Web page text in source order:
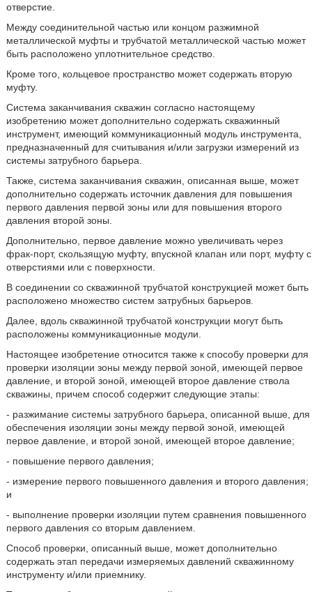
отверстие.
Между соединительной частью или концом разжимной
металлической муфты и трубчатой металлической частью может
быть расположено уплотнительное средство.
Кроме того, кольцевое пространство может содержать вторую
муфту.
Система заканчивания скважин согласно настоящему
изобретению может дополнительно содержать скважинный
инструмент, имеющий коммуникационный модуль инструмента,
предназначенный для считывания и/или загрузки измерений из
системы затрубного барьера.
Также, система заканчивания скважин, описанная выше, может
дополнительно содержать источник давления для повышения
первого давления первой зоны или для повышения второго
давления второй зоны.
Дополнительно, первое давление можно увеличивать через
фрак-порт, скользящую муфту, впускной клапан или порт, муфту с
отверстиями или с поверхности.
В соединении со скважинной трубчатой конструкцией может быть
расположено множество систем затрубных барьеров.
Далее, вдоль скважинной трубчатой конструкции могут быть
расположены коммуникационные модули.
Настоящее изобретение относится также к способу проверки для
проверки изоляции зоны между первой зоной, имеющей первое
давление, и второй зоной, имеющей второе давление ствола
скважины, причем способ содержит следующие этапы:
- разжимание системы затрубного барьера, описанной выше, для
обеспечения изоляции зоны между первой зоной, имеющей
первое давление, и второй зоной, имеющей второе давление;
- повышение первого давления;
- измерение первого повышенного давления и второго давления;
и
- выполнение проверки изоляции путем сравнения повышенного
первого давления со вторым давлением.
Способ проверки, описанный выше, может дополнительно
содержать этап передачи измеряемых давлений скважинному
инструменту и/или приемнику.